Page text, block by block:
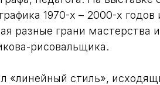
1970-х – 2000-х годов
разные грани мастерства и
рисовальщика.
«линейный стиль»,